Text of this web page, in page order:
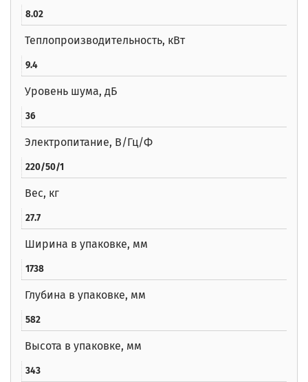
8.02
Теплопроизводительность, кВт
9.4
Уровень шума, дБ
36
Электропитание, В/Гц/Ф
220/50/1
Вес, кг
27.7
Ширина в упаковке, мм
1738
Глубина в упаковке, мм
582
Высота в упаковке, мм
343